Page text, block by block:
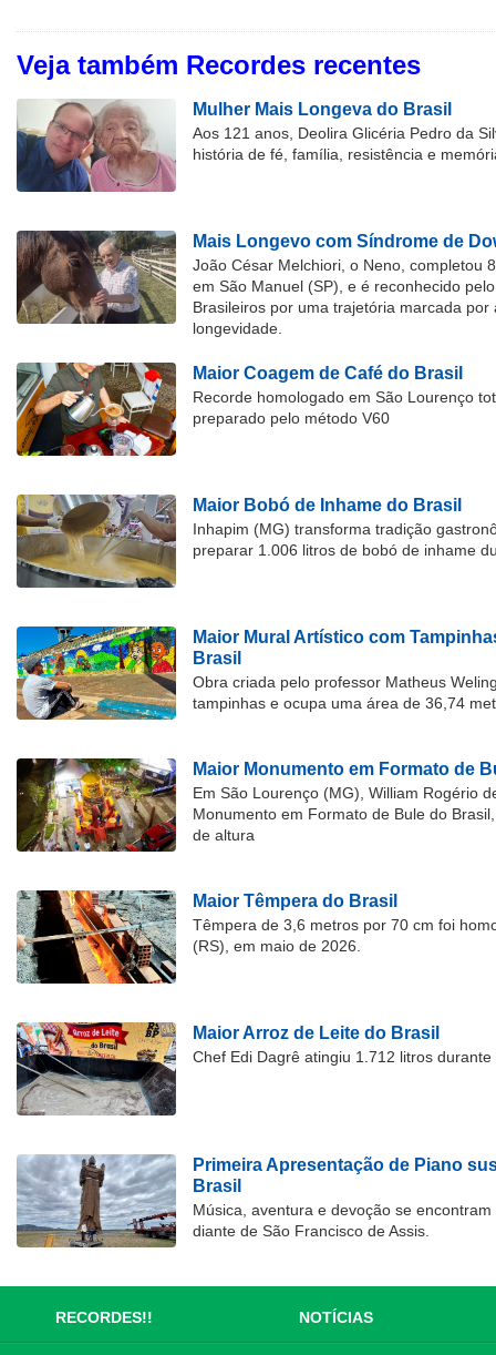
Veja também Recordes recentes
Mulher Mais Longeva do Brasil
Aos 121 anos, Deolira Glicéria Pedro da
história de fé, família, resistência e
Mais Longevo com Síndrome de
João César Melchiori, o Neno, completou
em São Manuel (SP), e é reconhecido
Brasileiros por uma trajetória marcada por
longevidade.
Maior Coagem de Café do Brasil
Recorde homologado em São Lourenço
preparado pelo método V60
Maior Bobó de Inhame do Brasil
Inhapim (MG) transforma tradição
preparar 1.006 litros de bobó de inhame
Maior Mural Artístico com
Brasil
Obra criada pelo professor Matheus
tampinhas e ocupa uma área de 36,74
Maior Monumento em Formato de
Em São Lourenço (MG), William Rogério
Monumento em Formato de Bule do
de altura
Maior Têmpera do Brasil
Têmpera de 3,6 metros por 70 cm foi
(RS), em maio de 2026.
Maior Arroz de Leite do Brasil
Chef Edi Dagrê atingiu 1.712 litros
Primeira Apresentação de Piano
Brasil
Música, aventura e devoção se
diante de São Francisco de Assis.
RECORDES!! NOTÍCIAS